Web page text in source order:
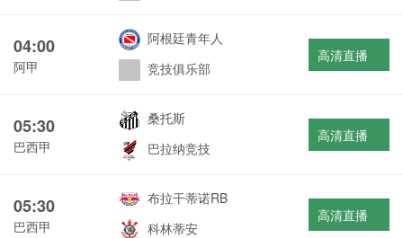
04:00
阿甲
阿根廷青年人
竞技俱乐部
高清直播
05:30
巴西甲
桑托斯
巴拉纳竞技
高清直播
05:30
巴西甲
布拉干蒂诺RB
科林蒂安
高清直播